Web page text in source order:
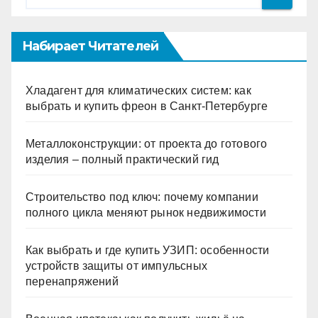
Набирает Читателей
Хладагент для климатических систем: как
выбрать и купить фреон в Санкт-Петербурге
Металлоконструкции: от проекта до готового
изделия – полный практический гид
Строительство под ключ: почему компании
полного цикла меняют рынок недвижимости
Как выбрать и где купить УЗИП: особенности
устройств защиты от импульсных
перенапряжений